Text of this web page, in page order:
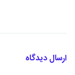
ارسال دیدگاه